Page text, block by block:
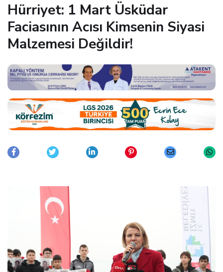
Hürriyet: 1 Mart Üsküdar
Faciasının Acısı Kimsenin Siyasi
Malzemesi Değildir!